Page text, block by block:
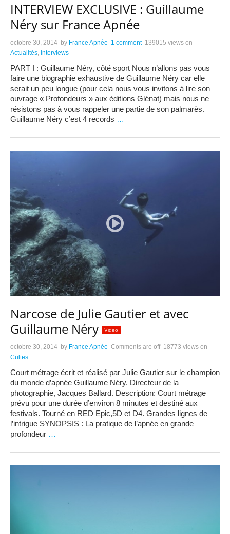
INTERVIEW EXCLUSIVE : Guillaume
Néry sur France Apnée
octobre 30, 2014 by France Apnée 1 comment 139015 views on
Actualités, Interviews
PART I : Guillaume Néry, côté sport Nous n’allons pas vous
faire une biographie exhaustive de Guillaume Néry car elle
serait un peu longue (pour cela nous vous invitons à lire son
ouvrage « Profondeurs » aux éditions Glénat) mais nous ne
résistons pas à vous rappeler une partie de son palmarès.
Guillaume Néry c’est 4 records …
Narcose de Julie Gautier et avec
Guillaume Néry
Video
octobre 30, 2014 by France Apnée Comments are off 18773 views on
Cultes
Court métrage écrit et réalisé par Julie Gautier sur le champion
du monde d’apnée Guillaume Néry. Directeur de la
photographie, Jacques Ballard. Description: Court métrage
prévu pour une durée d’environ 8 minutes et destiné aux
festivals. Tourné en RED Epic,5D et D4. Grandes lignes de
l’intrigue SYNOPSIS : La pratique de l’apnée en grande
profondeur …